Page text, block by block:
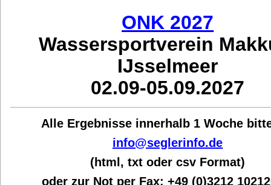
ONK 2027
Wassersportverein
IJsselmeer
02.09-05.09.2027
Alle Ergebnisse innerhalb 1 Woche bit
info@seglerinfo.de
(html, txt oder csv Format)
oder zur Not per Fax:+49 (0)3212